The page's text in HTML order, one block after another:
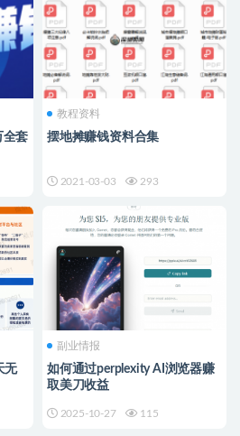
全套
教程资料
摆地摊赚钱资料合集
2021-03-03 293
无
副业情报
如何通过perplexity AI浏览器赚
取美刀收益
2025-10-27 115